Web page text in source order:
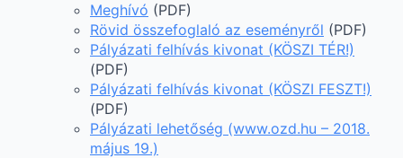
Meghívó (PDF)
Rövid összefoglaló az eseményről (PDF)
Pályázati felhívás kivonat (KÖSZI TÉR!)
(PDF)
Pályázati felhívás kivonat (KÖSZI FESZT!)
(PDF)
Pályázati lehetőség (www.ozd.hu – 2018.
május 19.)